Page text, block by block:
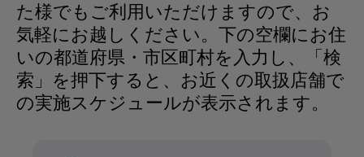
た様でもご利用いただけますので、お
気軽にお越しください。下の空欄にお住
いの都道府県・市区町村を入力し、「検
索」を押下すると、お近くの取扱店舗で
の実施スケジュールが表示されます。